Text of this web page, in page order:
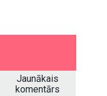
Jaunākais
komentārs